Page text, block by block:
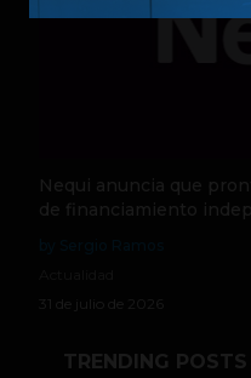
Nequi anuncia que
de financiamiento
31 de julio de 2026
TRENDING POSTS